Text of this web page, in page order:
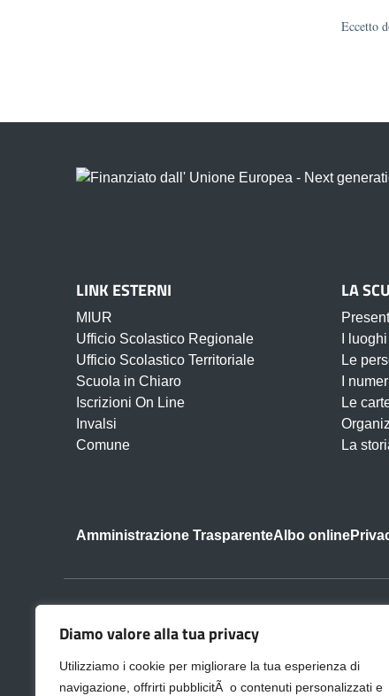
Diamo valore alla tua privacy
Utilizziamo i cookie per migliorare la tua esperienza di
navigazione, offrirti pubblicitÃ o contenuti personalizzati e
Eccetto
LINK ESTERNI
MIUR
Ufficio Scolastico Regionale
Ufficio Scolastico Territoriale
Scuola in Chiaro
Iscrizioni On Line
Invalsi
Comune
LA
I luoghi
Le
I
Le
La
Amministrazione TrasparenteAlbo online
06.121124065-